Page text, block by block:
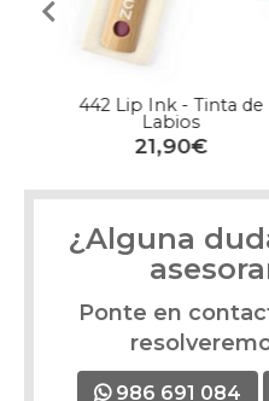
442 Lip Ink - Tinta de
Labios
21,90€
¿Alguna
Ponte en
986 691 084